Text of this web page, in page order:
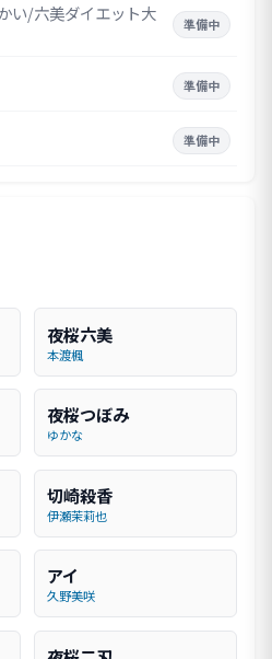
い/六美ダイエット大
準備中
準備中
準備中
夜桜六美
本渡楓
夜桜つぼみ
ゆかな
切崎殺香
伊瀬茉莉也
アイ
久野美咲